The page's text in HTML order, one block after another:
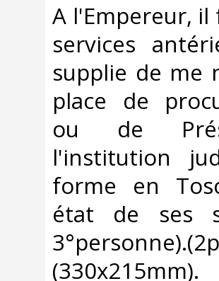
‎A l'Empereur,
services
supplie de me
place de
ou de
l'institution
forme en
état de ses